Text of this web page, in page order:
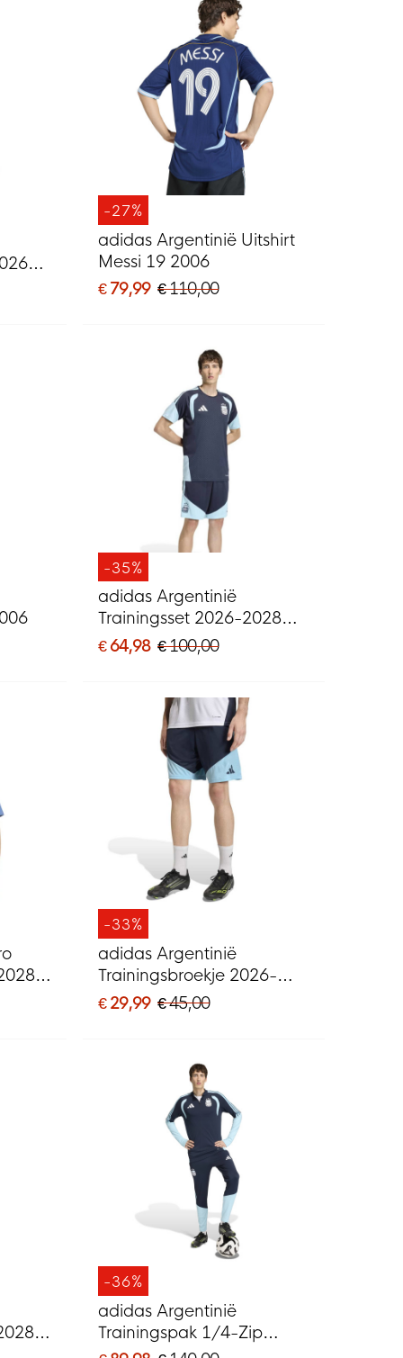
-27%
adidas Argentinië Uitshirt
Messi 19 2006
€ 79,99 € 110,00
-35%
adidas Argentinië
Trainingsset 2026-2028
Donkerblauw Lichtblauw
€ 64,98 € 100,00
-33%
adidas Argentinië
Trainingsbroekje 2026-
2028 Donkerblauw
Lichtblauw Wit
€ 29,99 € 45,00
-36%
adidas Argentinië
Trainingspak 1/4-Zip
2026-2028 Donkerblauw